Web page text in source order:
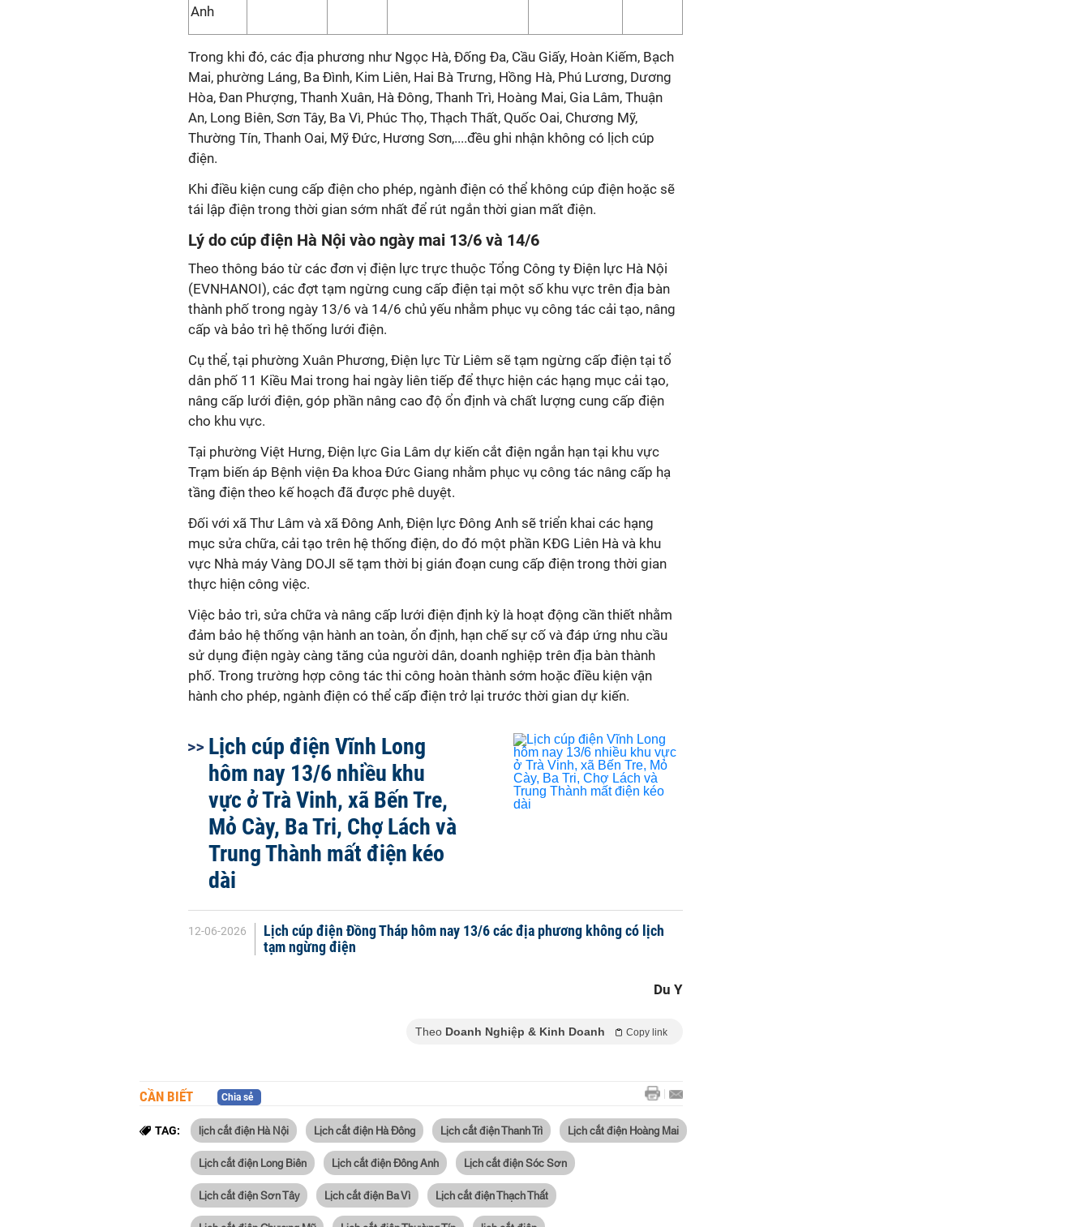
Anh
Trong khi đó, các địa phương như Ngọc Hà, Đống Đa, Cầu Giấy, Hoàn Kiếm, Bạch
Mai, phường Láng, Ba Đình, Kim Liên, Hai Bà Trưng, Hồng Hà, Phú Lương, Dương
Hòa, Đan Phượng, Thanh Xuân, Hà Đông, Thanh Trì, Hoàng Mai, Gia Lâm, Thuận
An, Long Biên, Sơn Tây, Ba Vì, Phúc Thọ, Thạch Thất, Quốc Oai, Chương Mỹ,
Thường Tín, Thanh Oai, Mỹ Đức, Hương Sơn,....đều ghi nhận không có lịch cúp
điện.
Khi điều kiện cung cấp điện cho phép, ngành điện có thể không cúp điện hoặc sẽ
tái lập điện trong thời gian sớm nhất để rút ngắn thời gian mất điện.
Lý do cúp điện Hà Nội vào ngày mai 13/6 và 14/6
Theo thông báo từ các đơn vị điện lực trực thuộc Tổng Công ty Điện lực Hà Nội
(EVNHANOI), các đợt tạm ngừng cung cấp điện tại một số khu vực trên địa bàn
thành phố trong ngày 13/6 và 14/6 chủ yếu nhằm phục vụ công tác cải tạo, nâng
cấp và bảo trì hệ thống lưới điện.
Cụ thể, tại phường Xuân Phương, Điện lực Từ Liêm sẽ tạm ngừng cấp điện tại tổ
dân phố 11 Kiều Mai trong hai ngày liên tiếp để thực hiện các hạng mục cải tạo,
nâng cấp lưới điện, góp phần nâng cao độ ổn định và chất lượng cung cấp điện
cho khu vực.
Tại phường Việt Hưng, Điện lực Gia Lâm dự kiến cắt điện ngắn hạn tại khu vực
Trạm biến áp Bệnh viện Đa khoa Đức Giang nhằm phục vụ công tác nâng cấp hạ
tầng điện theo kế hoạch đã được phê duyệt.
Đối với xã Thư Lâm và xã Đông Anh, Điện lực Đông Anh sẽ triển khai các hạng
mục sửa chữa, cải tạo trên hệ thống điện, do đó một phần KĐG Liên Hà và khu
vực Nhà máy Vàng DOJI sẽ tạm thời bị gián đoạn cung cấp điện trong thời gian
thực hiện công việc.
Việc bảo trì, sửa chữa và nâng cấp lưới điện định kỳ là hoạt động cần thiết nhằm
đảm bảo hệ thống vận hành an toàn, ổn định, hạn chế sự cố và đáp ứng nhu cầu
sử dụng điện ngày càng tăng của người dân, doanh nghiệp trên địa bàn thành
phố. Trong trường hợp công tác thi công hoàn thành sớm hoặc điều kiện vận
hành cho phép, ngành điện có thể cấp điện trở lại trước thời gian dự kiến.
Lịch cúp điện Vĩnh Long
hôm nay 13/6 nhiều khu
vực ở Trà Vinh, xã Bến Tre,
Mỏ Cày, Ba Tri, Chợ Lách và
Trung Thành mất điện kéo
dài
12-06-2026
Lịch cúp điện Đồng Tháp hôm nay 13/6 các địa phương không có lịch
tạm ngừng điện
Du Y
Theo Doanh Nghiệp & Kinh Doanh Copy link
CẦN BIẾT Chia sẻ
TAG: lịch cắt điện Hà Nội Lịch cắt điện Hà Đông Lịch cắt điện Thanh Trì Lịch cắt điện Hoàng Mai
Lịch cắt điện Long Biên Lịch cắt điện Đông Anh Lịch cắt điện Sóc Sơn
Lịch cắt điện Sơn Tây Lịch cắt điện Ba Vì Lịch cắt điện Thạch Thất